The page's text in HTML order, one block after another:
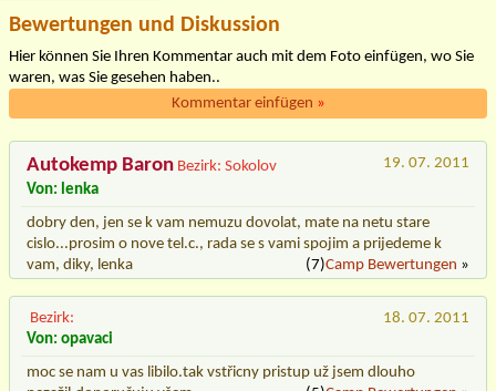
Bewertungen und Diskussion
Hier können Sie Ihren Kommentar auch mit dem Foto einfügen, wo Sie
waren, was Sie gesehen haben..
Kommentar einfügen »
Autokemp Baron Bezirk: Sokolov
19. 07. 2011
Von: lenka
dobry den, jen se k vam nemuzu dovolat, mate na netu stare
cislo...prosim o nove tel.c., rada se s vami spojim a prijedeme k
vam, diky, lenka
(7)Camp Bewertungen »
Bezirk:
18. 07. 2011
Von: opavaci
moc se nam u vas libilo.tak vstřicny pristup už jsem dlouho